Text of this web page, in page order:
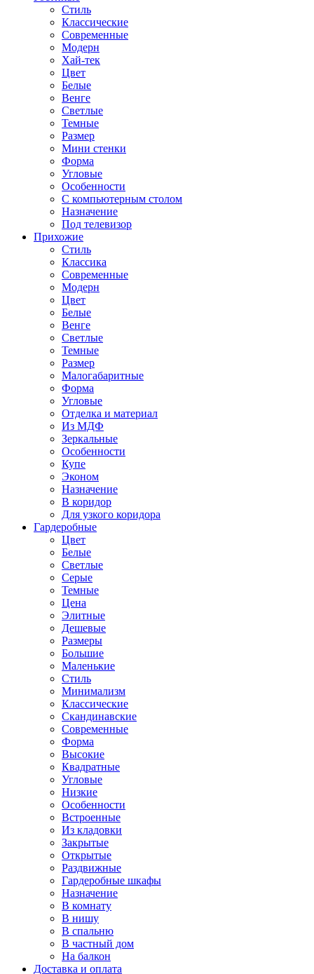
Стиль
Классические
Современные
Модерн
Хай-тек
Цвет
Белые
Венге
Светлые
Темные
Размер
Мини стенки
Форма
Угловые
Особенности
С компьютерным столом
Назначение
Под телевизор
Прихожие
Стиль
Классика
Современные
Модерн
Цвет
Белые
Венге
Светлые
Темные
Размер
Малогабаритные
Форма
Угловые
Отделка и материал
Из МДФ
Зеркальные
Особенности
Купе
Эконом
Назначение
В коридор
Для узкого коридора
Гардеробные
Цвет
Белые
Светлые
Серые
Темные
Цена
Элитные
Дешевые
Размеры
Большие
Маленькие
Стиль
Минимализм
Классические
Скандинавские
Современные
Форма
Высокие
Квадратные
Угловые
Низкие
Особенности
Встроенные
Из кладовки
Закрытые
Открытые
Раздвижные
Гардеробные шкафы
Назначение
В комнату
В нишу
В спальню
В частный дом
На балкон
Доставка и оплата